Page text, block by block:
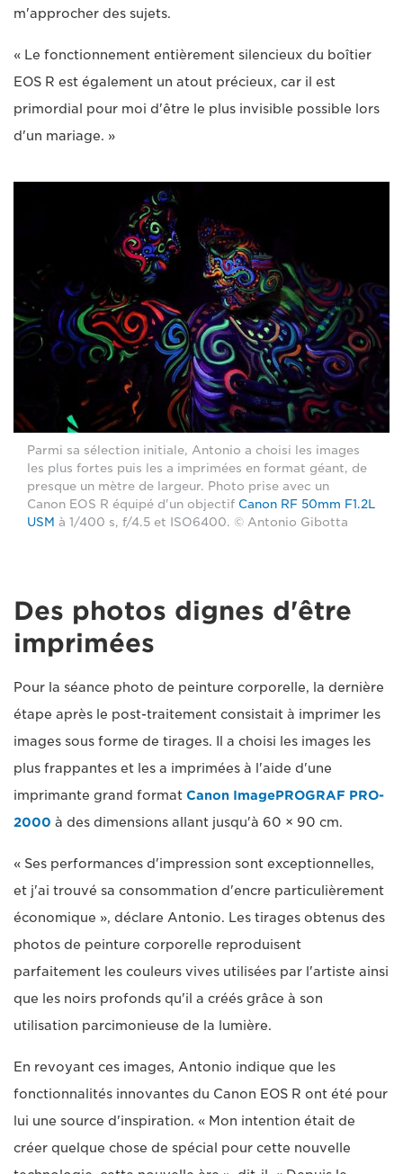
m'approcher des sujets.
« Le fonctionnement entièrement silencieux du boîtier
EOS R est également un atout précieux, car il est
primordial pour moi d'être le plus invisible possible lors
d'un mariage. »
Parmi sa sélection initiale, Antonio a choisi les images
les plus fortes puis les a imprimées en format géant, de
presque un mètre de largeur. Photo prise avec un
Canon EOS R équipé d'un objectif Canon RF 50mm F1.2L
USM à 1/400 s, f/4.5 et ISO6400. © Antonio Gibotta
Des photos dignes d'être
imprimées
Pour la séance photo de peinture corporelle, la dernière
étape après le post-traitement consistait à imprimer les
images sous forme de tirages. Il a choisi les images les
plus frappantes et les a imprimées à l'aide d'une
imprimante grand format Canon ImagePROGRAF PRO-
2000 à des dimensions allant jusqu'à 60 × 90 cm.
« Ses performances d'impression sont exceptionnelles,
et j'ai trouvé sa consommation d'encre particulièrement
économique », déclare Antonio. Les tirages obtenus des
photos de peinture corporelle reproduisent
parfaitement les couleurs vives utilisées par l'artiste ainsi
que les noirs profonds qu'il a créés grâce à son
utilisation parcimonieuse de la lumière.
En revoyant ces images, Antonio indique que les
fonctionnalités innovantes du Canon EOS R ont été pour
lui une source d'inspiration. « Mon intention était de
créer quelque chose de spécial pour cette nouvelle